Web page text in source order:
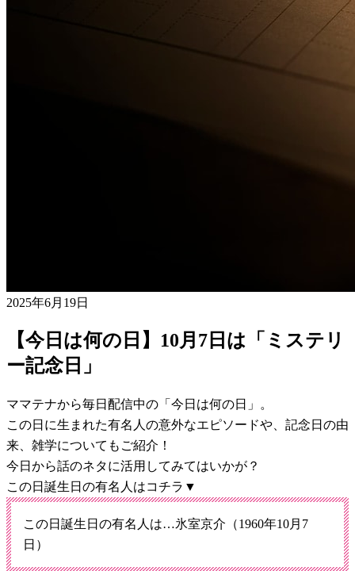
2025年6月19日
【今日は何の日】10月7日は「ミステリ
ー記念日」
ママテナから毎日配信中の「今日は何の日」。
この日に生まれた有名人の意外なエピソードや、記念日の由
来、雑学についてもご紹介！
今日から話のネタに活用してみてはいかが？
この日誕生日の有名人はコチラ▼
この日誕生日の有名人は…氷室京介（1960年10月7
日）